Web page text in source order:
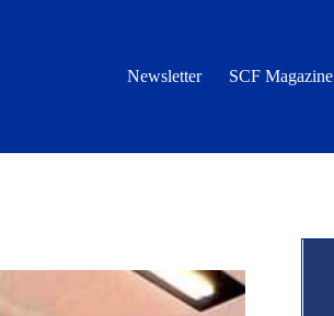
Newsletter SCF Magazine